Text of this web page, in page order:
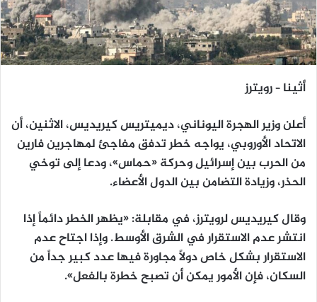
أثينا – رويترز
أعلن وزير الهجرة اليوناني، ديميتريس كيريديس، الاثنين، أن
الاتحاد الأوروبي، يواجه خطر تدفق مفاجئ لمهاجرين فارين
من الحرب بين إسرائيل وحركة «حماس»، ودعا إلى توخي
الحذر، وزيادة التضامن بين الدول الأعضاء.
وقال كيريديس لرويترز، في مقابلة: «يظهر الخطر دائماً إذا
انتشر عدم الاستقرار في الشرق الأوسط. وإذا اجتاح عدم
الاستقرار بشكل خاص دولاً مجاورة فيها عدد كبير جداً من
السكان، فإن الأمور يمكن أن تصبح خطرة بالفعل».